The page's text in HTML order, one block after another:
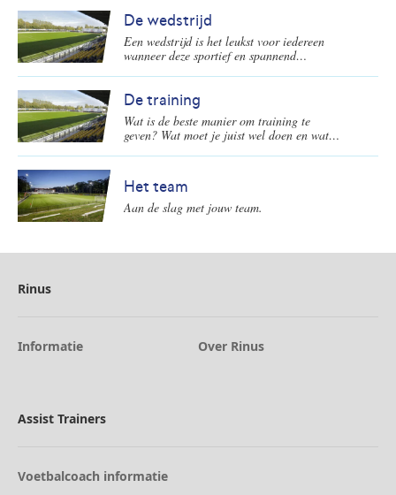
kunnen. En natuurlijk ook wat ze weer
hebben geleerd in de training(en). Op welke
wijze kun je dit als voetbalcoach het beste
begeleiden voor, tijdens en na de
De wedstrijd
Een wedstrijd is het leukst voor iedereen
wanneer deze sportief en spannend
kunnen. En natuurlijk ook wat ze weer
hebben geleerd in de training(en). Op welke
wijze kun je dit als voetbalcoach het beste
begeleiden voor, tijdens en na de
wedstrijden?
De training
Wat is de beste manier om training te
geven? Wat moet je juist wel doen en wat
Het team
Aan de slag met jouw team.
Rinus
Informatie Over Rinus
Assist Trainers
Voetbalcoach informatie